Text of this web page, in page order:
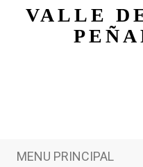
Pasar al
VALLE
MENU PRINCIPAL